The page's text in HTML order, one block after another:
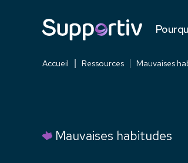
Accueil Ressources Mauvaises
Mauvaises habitudes